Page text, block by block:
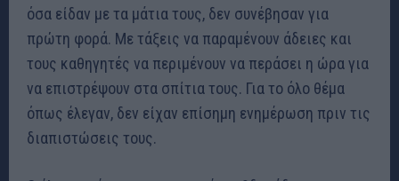
όσα είδαν με τα μάτια τους, δεν συνέβησαν για
πρώτη φορά. Με τάξεις να παραμένουν άδειες και
τους καθηγητές να περιμένουν να περάσει η ώρα για
να επιστρέψουν στα σπίτια τους. Για το όλο θέμα
όπως έλεγαν, δεν είχαν επίσημη ενημέρωση πριν τις
διαπιστώσεις τους.